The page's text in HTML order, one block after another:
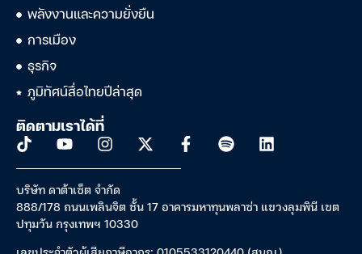
พลังงานและความยั่งยืน
การเมือง
ธุรกิจ
ภูมิทัศน์สื่อไทยปีล่าสุด
ติดตามเราได้ที่
บริษัท ดาต้าเซ็ต จำกัด
888/178 ถนนเพลินจิต ชั้น 17 อาคารมหาทุนพลาซ่า แขวงลุมพินี เขต
ปทุมวัน กรุงเทพฯ 10330